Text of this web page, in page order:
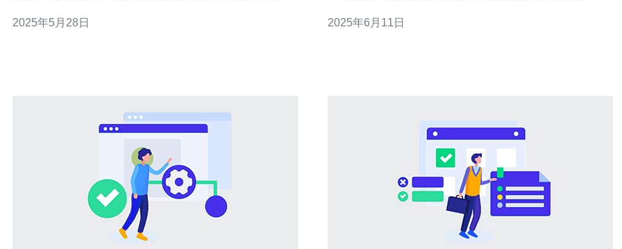
情况。 延时直接影响着网站的性能和用户体验。如果延时
2025年5月28日
完美国际私服服务器并不复杂，以下是简单的步骤： 步骤
2025年6月11日